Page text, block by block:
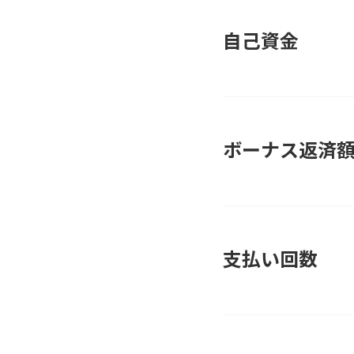
自己資金
ボーナス返済
支払い回数